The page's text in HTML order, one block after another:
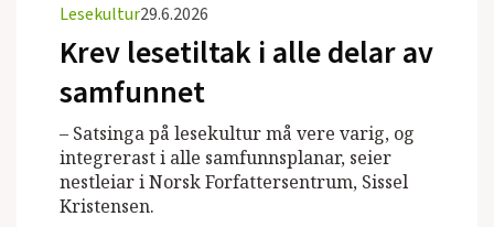
Lesekultur29.6.2026
Krev lesetiltak i alle delar av
samfunnet
– Satsinga på lesekultur må vere varig, og
integrerast i alle samfunnsplanar, seier
nestleiar i Norsk Forfattersentrum, Sissel
Kristensen.